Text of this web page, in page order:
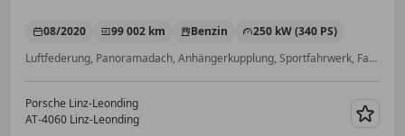
08/2020 99 002 km Benzin
250 kW (340 PS)
Luftfederung, Panoramadach, Anhängerkupplung, Sportfahrwerk, Fahrerairbag, Einparkhilfe Rückfahrkamera, ABS, Einparkhilfe selbstlenkendes System
Porsche Linz-Leonding
AT-4060 Linz-Leonding